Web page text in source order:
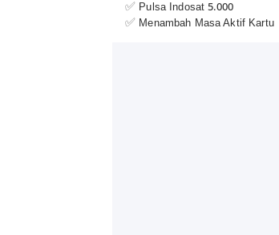
✅️ Pulsa Indosat5.000
✅️ Menambah Masa Aktif Kartu